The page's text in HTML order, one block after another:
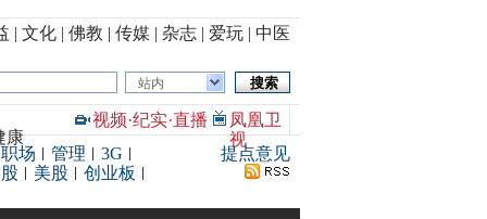
| 文化 | 佛教 | 传媒 | 杂志 | 爱玩 | 中医
站内
康
视频·纪实·直播
凤凰卫
视
职场 管理
3G
美股
创业板
提点意见